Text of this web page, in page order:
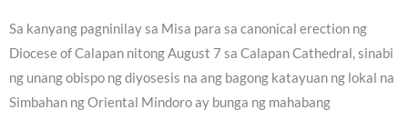
Sa kanyang pagninilay sa Misa para sa canonical erection ng
Diocese of Calapan nitong August 7 sa Calapan Cathedral, sinabi
ng unang obispo ng diyosesis na ang bagong katayuan ng lokal na
Simbahan ng Oriental Mindoro ay bunga ng mahabang